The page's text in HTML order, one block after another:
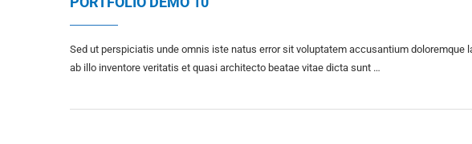
Sed ut perspiciatis unde omnis iste natus error sit voluptatem accusantium doloremque
ab illo inventore veritatis et quasi architecto beatae vitae dicta sunt …